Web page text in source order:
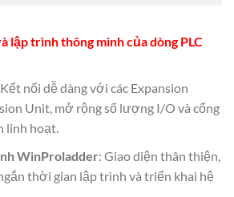
lập trình thông minh của dòng PLC
nối dễ dàng với các Expansion
Unit, mở rộng số lượng I/O và cổng
linh hoạt.
WinProladder: Giao diện thân thiện,
thời gian lập trình và triển khai hệ